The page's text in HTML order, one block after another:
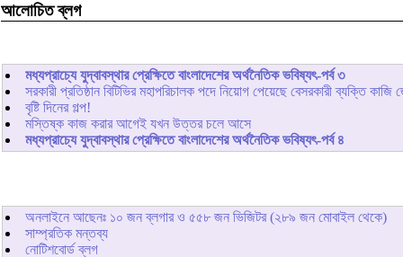
আলোচিত ব্লগ
মধ্যপ্রাচ্যে যুদ্বাবস্থার প্রেক্ষিতে বাংলাদেশের অর্থনৈতিক ভবিষ্যৎ-পর্ব ৩
সরকারী প্রতিষ্ঠান বিটিভির মহাপরিচালক পদে নিয়োগ পেয়েছে বেসরকারী ব্যক্তি কাজি
বৃষ্টি দিনের গল্প!
মস্তিষ্ক কাজ করার আগেই যখন উত্তর চলে আসে
মধ্যপ্রাচ্যে যুদ্বাবস্থার প্রেক্ষিতে বাংলাদেশের অর্থনৈতিক ভবিষ্যৎ-পর্ব ৪
অনলাইনে আছেনঃ ১০ জন ব্লগার ও ৫৫৮জন ভিজিটর (২৮৯ জন মোবাইল থেকে)
সাম্প্রতিক মন্তব্য
নোটিশবোর্ড ব্লগ